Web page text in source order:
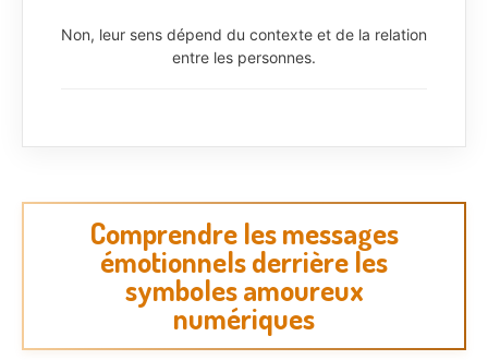
Non, leur sens dépend du contexte et de la relation
entre les personnes.
Comprendre les messages
émotionnels derrière les
symboles amoureux
numériques